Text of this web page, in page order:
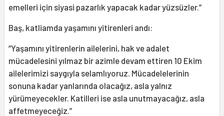
emelleri için siyasi pazarlık yapacak kadar yüzsüzler.”
Baş, katliamda yaşamını yitirenleri andı:
“Yaşamını yitirenlerin ailelerini, hak ve adalet
mücadelesini yılmaz bir azimle devam ettiren 10 Ekim
ailelerimizi saygıyla selamlıyoruz. Mücadelelerinin
sonuna kadar yanlarında olacağız, asla yalnız
yürümeyecekler. Katilleri ise asla unutmayacağız, asla
affetmeyeceğiz.”